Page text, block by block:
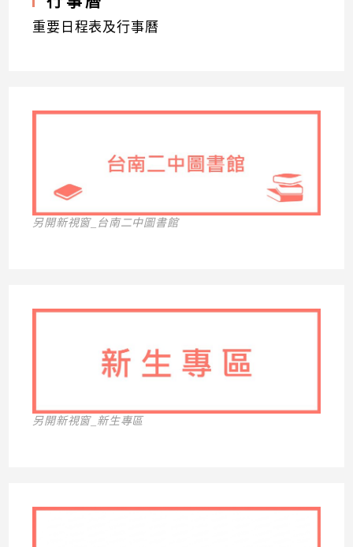
重要日程表及行事曆
另開新視窗_台南二中圖書館
另開新視窗_新生專區